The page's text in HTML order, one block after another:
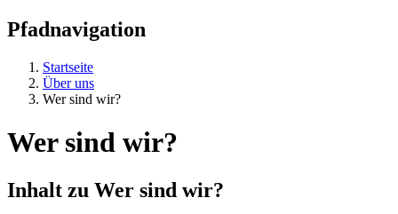
Pfadnavigation
Startseite
Über uns
Wer sind wir?
Wer sind wir?
Inhalt zu Wer sind wir?